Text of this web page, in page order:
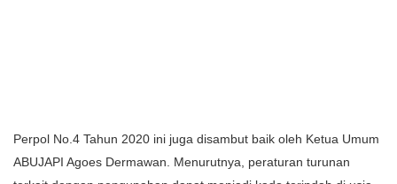
Perpol No.4 Tahun 2020 ini juga disambut baik oleh Ketua Umum
ABUJAPI Agoes Dermawan. Menurutnya, peraturan turunan